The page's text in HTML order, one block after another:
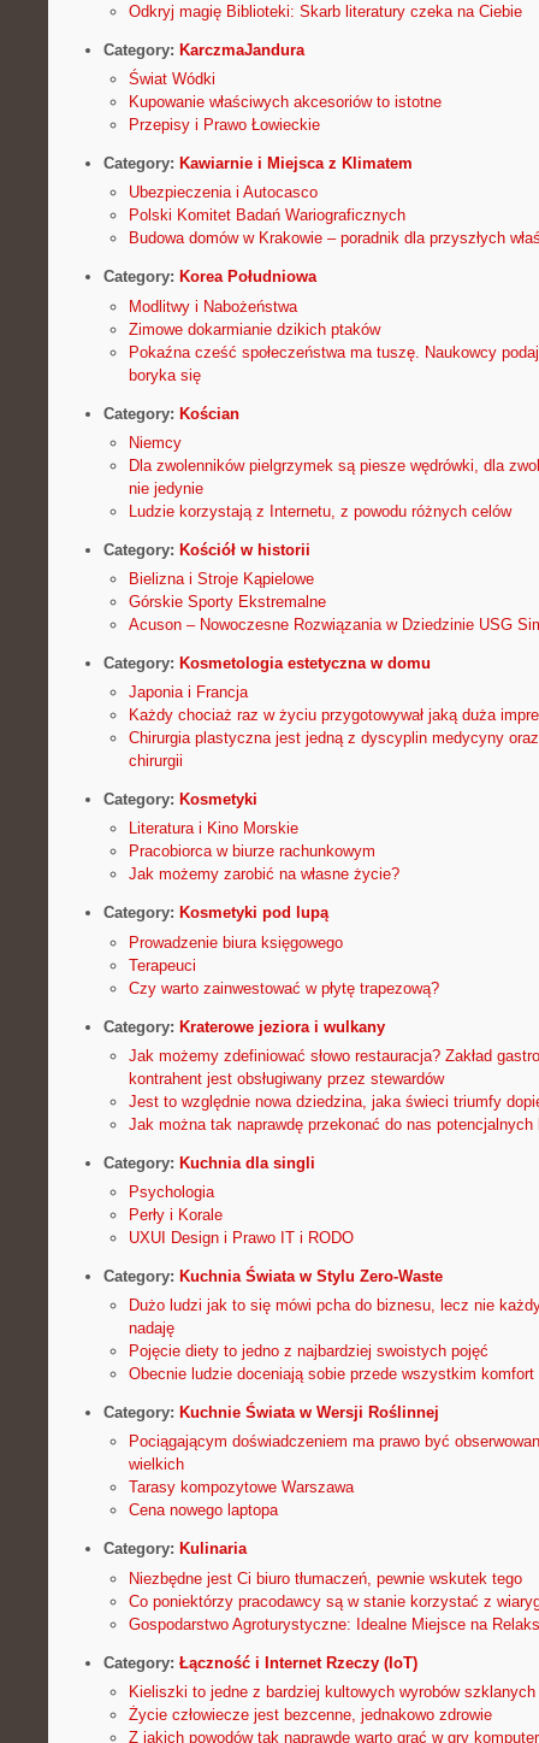
Odkryj magię Biblioteki: Skarb literatury czeka na Ciebie
Category: KarczmaJandura
Świat Wódki
Kupowanie właściwych akcesoriów to istotne
Przepisy i Prawo Łowieckie
Category: Kawiarnie i Miejsca z Klimatem
Ubezpieczenia i Autocasco
Polski Komitet Badań Wariograficznych
Budowa domów w Krakowie – poradnik dla przyszłych
Category: Korea Południowa
Modlitwy i Nabożeństwa
Zimowe dokarmianie dzikich ptaków
Pokaźna cześć społeczeństwa ma tuszę. Naukowcy
boryka się
Category: Kościan
Niemcy
Dla zwolenników pielgrzymek są piesze wędrówki, dla
nie jedynie
Ludzie korzystają z Internetu, z powodu różnych celów
Category: Kościół w historii
Bielizna i Stroje Kąpielowe
Górskie Sporty Ekstremalne
Acuson – Nowoczesne Rozwiązania w Dziedzinie USG
Category: Kosmetologia estetyczna w domu
Japonia i Francja
Każdy chociaż raz w życiu przygotowywał jaką duża
Chirurgia plastyczna jest jedną z dyscyplin medycyny
chirurgii
Category: Kosmetyki
Literatura i Kino Morskie
Pracobiorca w biurze rachunkowym
Jak możemy zarobić na własne życie?
Category: Kosmetyki pod lupą
Prowadzenie biura księgowego
Terapeuci
Czy warto zainwestować w płytę trapezową?
Category: Kraterowe jeziora i wulkany
Jak możemy zdefiniować słowo restauracja? Zakład
kontrahent jest obsługiwany przez stewardów
Jest to względnie nowa dziedzina, jaka świeci triumfy
Jak można tak naprawdę przekonać do nas potencjalnych
Category: Kuchnia dla singli
Psychologia
Perły i Korale
UXUI Design i Prawo IT i RODO
Category: Kuchnia Świata w Stylu Zero-Waste
Dużo ludzi jak to się mówi pcha do biznesu, lecz nie
nadaję
Pojęcie diety to jedno z najbardziej swoistych pojęć
Obecnie ludzie doceniają sobie przede wszystkim
Category: Kuchnie Świata w Wersji Roślinnej
Pociągającym doświadczeniem ma prawo być
wielkich
Tarasy kompozytowe Warszawa
Cena nowego laptopa
Category: Kulinaria
Niezbędne jest Ci biuro tłumaczeń, pewnie wskutek tego
Co poniektórzy pracodawcy są w stanie korzystać z
Gospodarstwo Agroturystyczne: Idealne Miejsce na
Category: Łączność i Internet Rzeczy (IoT)
Kieliszki to jedne z bardziej kultowych wyrobów szklanych
Życie człowiecze jest bezcenne, jednakowo zdrowie
Z jakich powodów tak naprawdę warto grać w gry